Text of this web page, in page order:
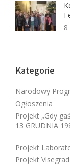
8
Kategorie
Narodowy
Ogłoszenia
Projekt „Gdy
13 GRUDNIA
Projekt
Projekt